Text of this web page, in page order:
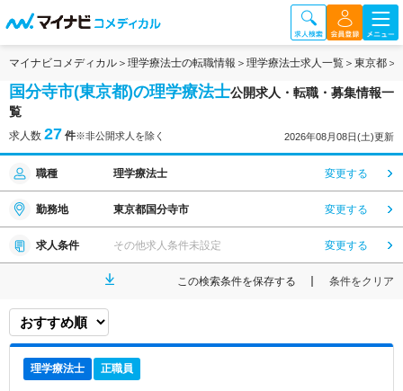
マイナビコメディカル 理学療法士の転職情報 理学療法士求人一覧 東京都
国分寺市(東京都)の理学療法士公開求人・転職・募集情報一
覧
求人数 27 件※非公開求人を除く 2026年08月08日(土)更新
職種 理学療法士 変更する
勤務地 東京都国分寺市 変更する
求人条件 その他求人条件未設定 変更する
この検索条件を保存する 条件をクリア
理学療法士 正職員